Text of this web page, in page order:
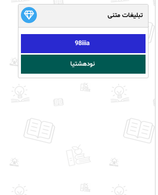
تبلیغات متنی
98iiia
نودهشتیا